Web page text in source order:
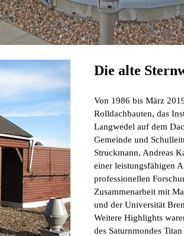
Die alte
Von 1986 bis März
Rolldachbauten, das
Langwedel auf dem
Gemeinde und
Struckmann, Andreas
einer leistungsfähigen
professionellen
Zusammenarbeit mit
und der Universität
Weitere Highlights
des Saturnmondes